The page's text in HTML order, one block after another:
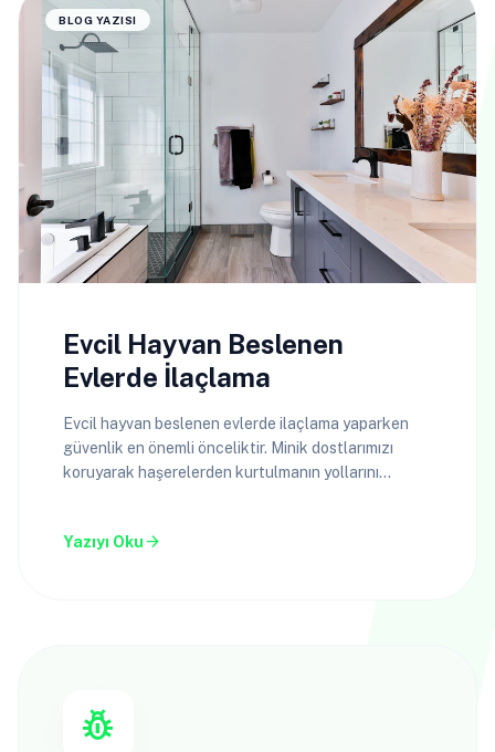
BLOG YAZISI
Evcil Hayvan Beslenen
Evlerde İlaçlama
Evcil hayvan beslenen evlerde ilaçlama yaparken
güvenlik en önemli önceliktir. Minik dostlarımızı
koruyarak haşerelerden kurtulmanın yollarını
Yazıyı Oku arrow_forward
pest_control